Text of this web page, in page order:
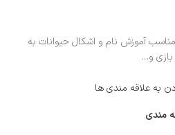
آموزش نام و اشکال حیوانات به
و…
به علاقه مندی ها
مندی